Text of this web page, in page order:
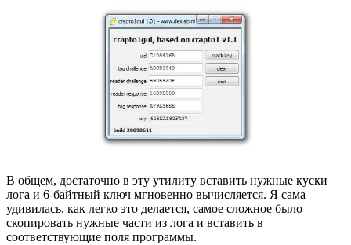
В общем, достаточно в эту утилиту вставить нужные куски
лога и 6-байтный ключ мгновенно вычисляется. Я сама
удивилась, как легко это делается, самое сложное было
скопировать нужные части из лога и вставить в
соответствующие поля программы.